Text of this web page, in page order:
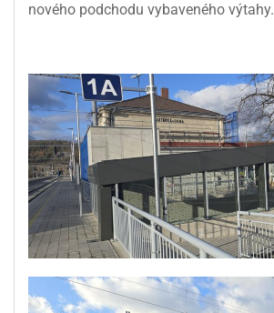
nového podchodu vybaveného výtahy.